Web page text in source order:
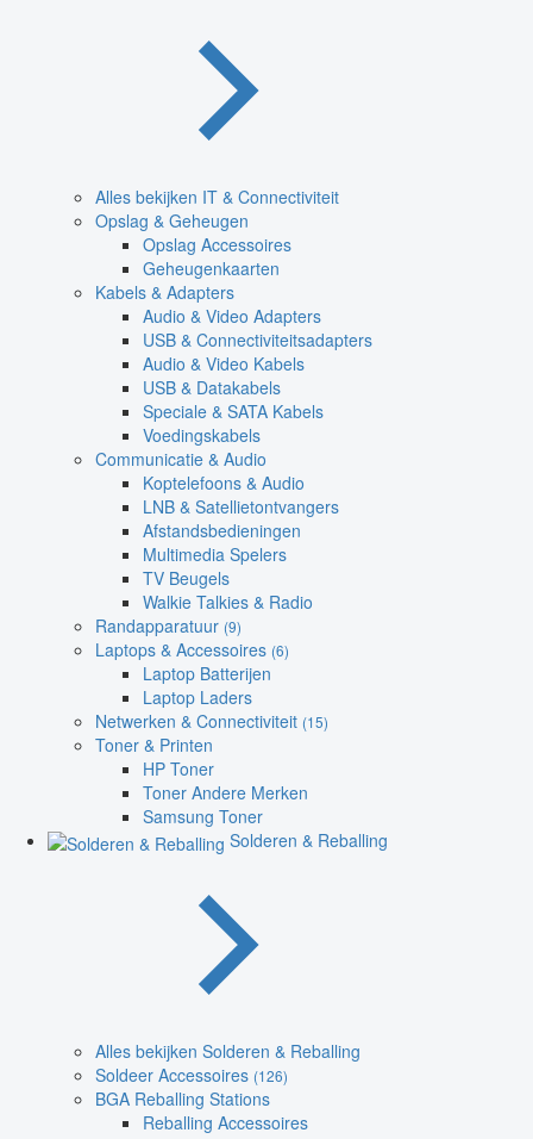
Alles bekijken IT & Connectiviteit
Opslag & Geheugen
Opslag Accessoires
Geheugenkaarten
Kabels & Adapters
Audio & Video Adapters
USB & Connectiviteitsadapters
Audio & Video Kabels
USB & Datakabels
Speciale & SATA Kabels
Voedingskabels
Communicatie & Audio
Koptelefoons & Audio
LNB & Satellietontvangers
Afstandsbedieningen
Multimedia Spelers
TV Beugels
Walkie Talkies & Radio
Randapparatuur (9)
Laptops & Accessoires (6)
Laptop Batterijen
Laptop Laders
Netwerken & Connectiviteit (15)
Toner & Printen
HP Toner
Toner Andere Merken
Samsung Toner
Solderen & Reballing
Alles bekijken Solderen & Reballing
Soldeer Accessoires (126)
BGA Reballing Stations
Reballing Accessoires